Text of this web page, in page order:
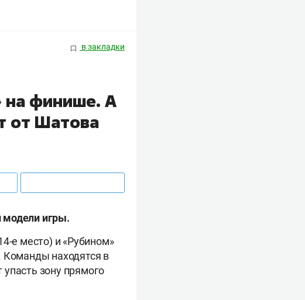
в закладки
на финише. А
от Шатова
модели игры.
е место) и «Рубином»
Команды находятся в
зону прямого